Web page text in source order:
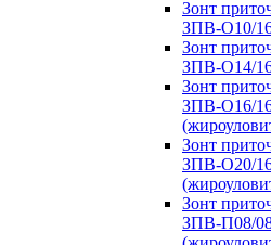
Зонт
ЗПВ-О10/
Зонт
ЗПВ-О14/
Зонт
ЗПВ-О16/
Зонт
ЗПВ-О20/
Зонт
ЗПВ-П08/